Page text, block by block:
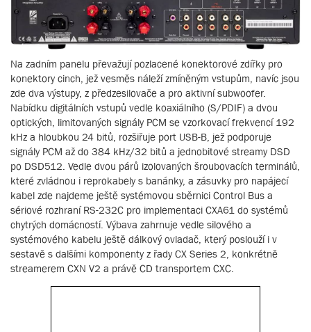
Na zadním panelu převažují pozlacené konektorové zdířky pro
konektory cinch, jež vesměs náleží zmíněným vstupům, navíc jsou
zde dva výstupy, z předzesilovače a pro aktivní subwoofer.
Nabídku digitálních vstupů vedle koaxiálního (S/PDIF) a dvou
optických, limitovaných signály PCM se vzorkovací frekvencí 192
kHz a hloubkou 24 bitů, rozšiřuje port USB-B, jež podporuje
signály PCM až do 384 kHz/32 bitů a jednobitové streamy DSD
po DSD512. Vedle dvou párů izolovaných šroubovacích terminálů,
které zvládnou i reprokabely s banánky, a zásuvky pro napájecí
kabel zde najdeme ještě systémovou sběrnici Control Bus a
sériové rozhraní RS-232C pro implementaci CXA61 do systémů
chytrých domácností. Výbava zahrnuje vedle silového a
systémového kabelu ještě dálkový ovladač, který poslouží i v
sestavě s dalšími komponenty z řady CX Series 2, konkrétně
streamerem CXN V2 a právě CD transportem CXC.